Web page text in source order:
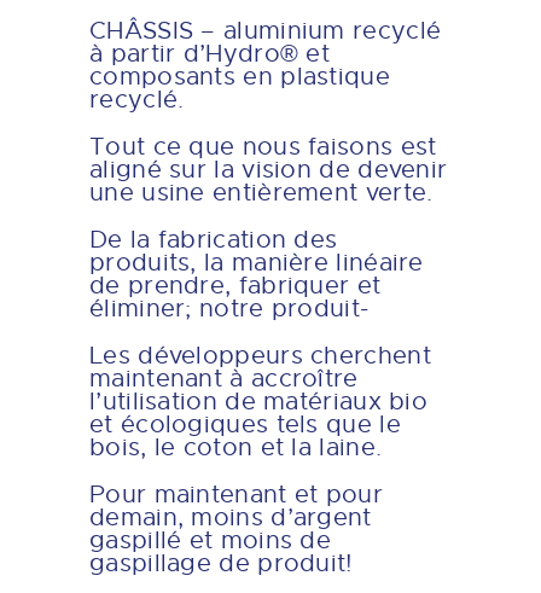
CHÂSSIS – aluminium recyclé
à partir d’Hydro® et
composants en plastique
recyclé.
Tout ce que nous faisons est
aligné sur la vision de devenir
une usine entièrement verte.
De la fabrication des
produits, la manière linéaire
de prendre, fabriquer et
éliminer; notre produit-
Les développeurs cherchent
maintenant à accroître
l’utilisation de matériaux bio
et écologiques tels que le
bois, le coton et la laine.
Pour maintenant et pour
demain, moins d’argent
gaspillé et moins de
gaspillage de produit!